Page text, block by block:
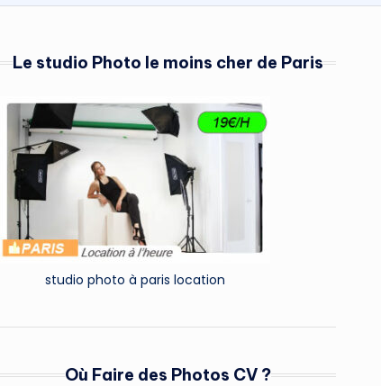
Le studio Photo le moins cher de Paris
studio photo à paris location
Où Faire des Photos CV ?